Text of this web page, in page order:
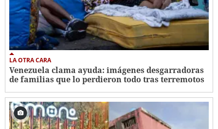
LA OTRA CARA
Venezuela clama ayuda: imágenes desgarradoras
de familias que lo perdieron todo tras terremotos